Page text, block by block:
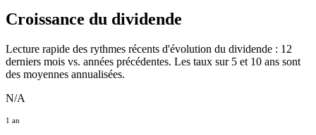
Croissance du dividende
Lecture rapide des rythmes récents d'évolution du dividende : 12
derniers mois vs. années précédentes. Les taux sur 5 et 10 ans sont
des moyennes annualisées.
N/A
1 an